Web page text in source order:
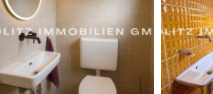
umliegenden Nachbarschaft –
Bebauung im hinteren
Überzeugen Sie sich selbst bei einer
Besichtigung – wir freuen uns auf Ihre